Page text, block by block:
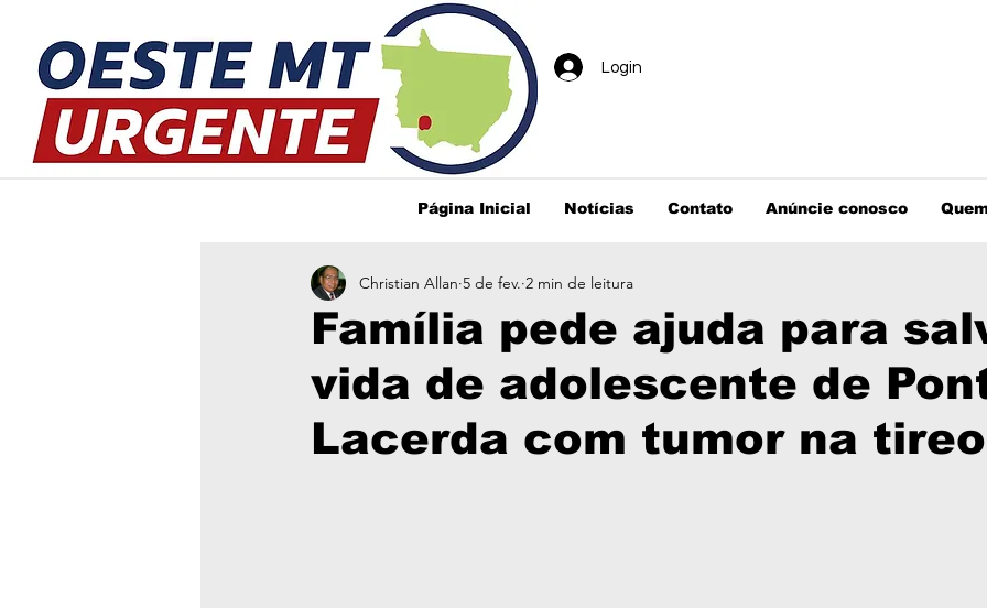
Login
Página Inicial Notícias Contato Anúncie conosco
Família pede ajuda para
vida de adolescente de
Lacerda com tumor na
Christian Allan 5 de fev. 2 min de leitura